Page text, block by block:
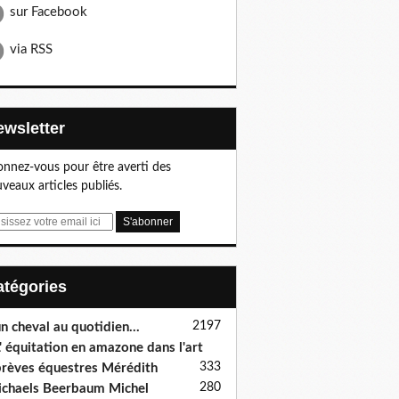
sur Facebook
via RSS
vous pour être averti des
articles publiés.
cheval au quotidien... 2197
équitation en amazone dans l'art
333
équestres Mérédith
Beerbaum Michel
280